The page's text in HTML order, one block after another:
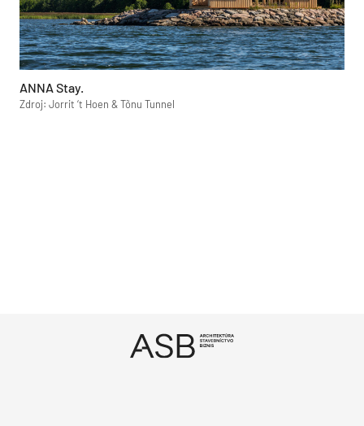
ANNA Stay.
Zdroj: Jorrit ‘t Hoen & Tõnu Tunnel